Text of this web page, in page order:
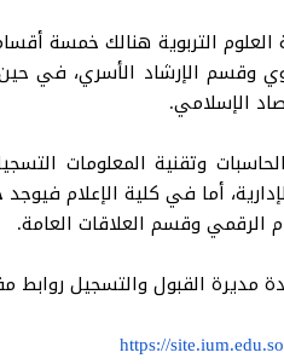
التربوية هنالك خمسة
وقسم الإرشاد الأسري، في
الإسلامي.
وتقنية المعلومات
أما في كلية الإعلام
الرقمي وقسم العلاقات العامة.
مديرة القبول والتسجيل روابط
https://